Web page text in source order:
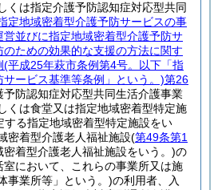
くは指定介護予防認知症対応型共同
定地域密着型介護予防サービスの事
並びに指定地域密着型介護予防サ
ための効果的な支援の方法に関す
(平成25年萩市条例第4号。以下「指
ービス基準等条例」という。)第26
予防認知症対応型共同生活介護事業
くは食堂又は指定地域密着型特定施
する指定地域密着型特定施設をい
密着型介護老人福祉施設(第49条第1
密着型介護老人福祉施設をいう。)の
において、これらの事業所又は施
事業所等」という。)の利用者、入